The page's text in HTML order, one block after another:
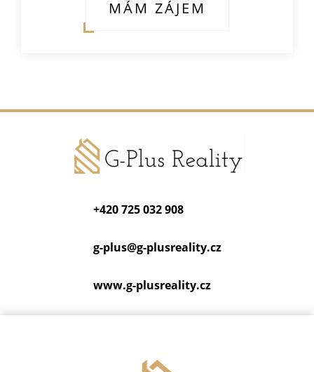
MÁM ZÁJEM
+420 725 032 908
g-plus@g-plusreality.cz
www.g-plusreality.cz